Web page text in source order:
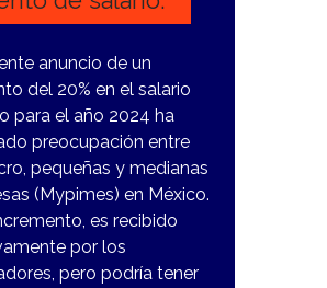
anuncio de un
del 20% en el salario
para el año 2024 ha
preocupación entre
pequeñas y medianas
(Mypimes) en México.
es recibido
por los
pero podría tener